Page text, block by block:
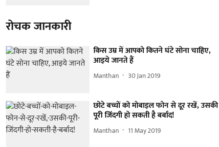
रोचक जानकारी
किस उम्र में आपको कितने घंटे सोना चाहिए,
आइये जानते हैं
Manthan 30 Jan 2019
छोटे बच्चों को मोबाइल फोन से दूर रखें, उसकी
पूरी जिंदगी हो सकती है बर्बाद!
Manthan 11 May 2019